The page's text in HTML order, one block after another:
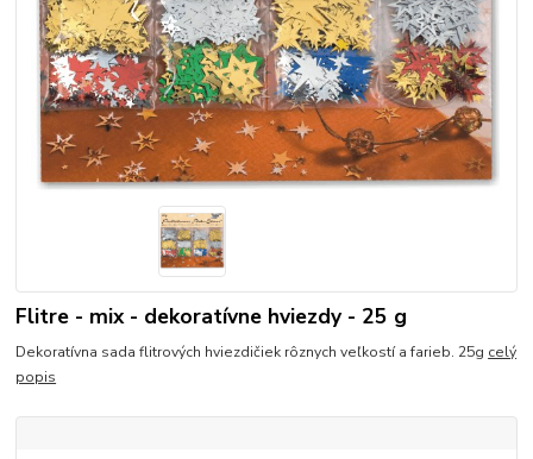
Flitre - mix - dekoratívne hviezdy - 25 g
Dekoratívna sada flitrových hviezdičiek rôznych veľkostí a farieb. 25g celý
popis